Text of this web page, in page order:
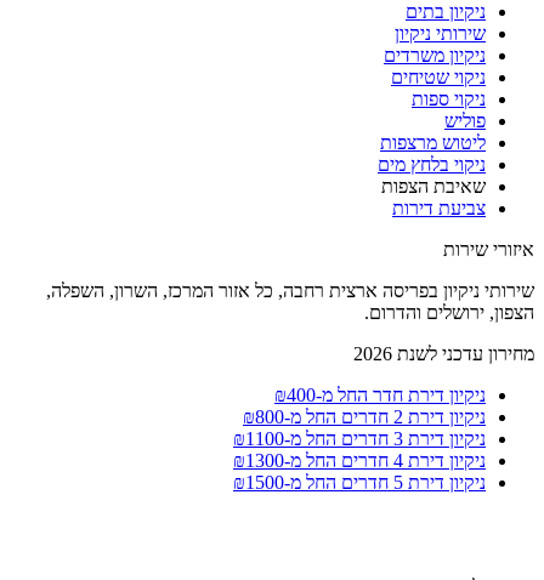
ניקיון בתים
שירותי ניקיון
ניקיון משרדים
ניקוי שטיחים
ניקוי ספות
פוליש
ליטוש מרצפות
ניקוי בלחץ מים
שאיבת הצפות
צביעת דירות
איזורי שירות
שירותי ניקיון בפריסה ארצית רחבה, כל אזור המרכז, השרון, השפלה,
הצפון, ירושלים והדרום.
מחירון עדכני לשנת 2026
ניקיון דירת חדר החל מ-₪400
ניקיון דירת 2 חדרים החל מ-₪800
ניקיון דירת 3 חדרים החל מ-₪1100
ניקיון דירת 4 חדרים החל מ-₪1300
ניקיון דירת 5 חדרים החל מ-₪1500